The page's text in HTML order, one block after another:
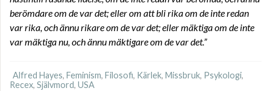
berömdare om de var det; eller om att bli rika om de inte redan
var rika, och ännu rikare om de var det; eller mäktiga om de inte
var mäktiga nu, och ännu mäktigare om de var det.”
Alfred Hayes, Feminism, Filosofi, Kärlek, Missbruk, Psykologi,
Recex, Självmord, USA